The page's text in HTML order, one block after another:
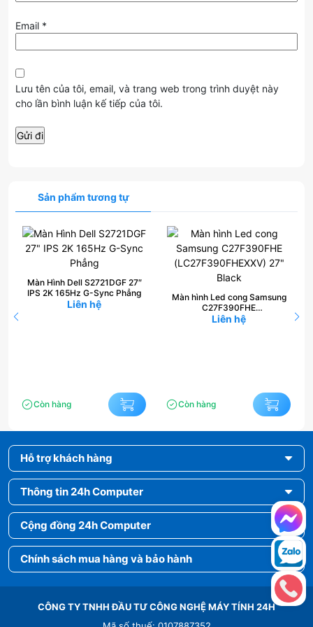
Email *
Lưu tên của tôi, email, và trang web trong trình duyệt này
cho lần bình luận kế tiếp của tôi.
Sản phẩm tương tự
Màn Hình Dell S2721DGF 27″
IPS 2K 165Hz G-Sync Phẳng
Liên hệ
Còn hàng
Màn hình Led cong Samsung
C27F390FHE
(LC27F390FHEXXV) 27″ Black
Liên hệ
Còn hàng
Hỗ trợ khách hàng
Thông tin 24h Computer
Cộng đồng 24h Computer
Chính sách mua hàng và bảo hành
CÔNG TY TNHH ĐẦU TƯ CÔNG NGHỆ MÁY TÍNH 24H